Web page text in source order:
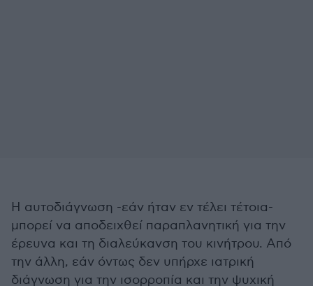
Η αυτοδιάγνωση -εάν ήταν εν τέλει τέτοια-
μπορεί να αποδειχθεί παραπλανητική για την
έρευνα και τη διαλεύκανση του κινήτρου. Από
την άλλη, εάν όντως δεν υπήρχε ιατρική
διάγνωση για την ισορροπία και την ψυχική